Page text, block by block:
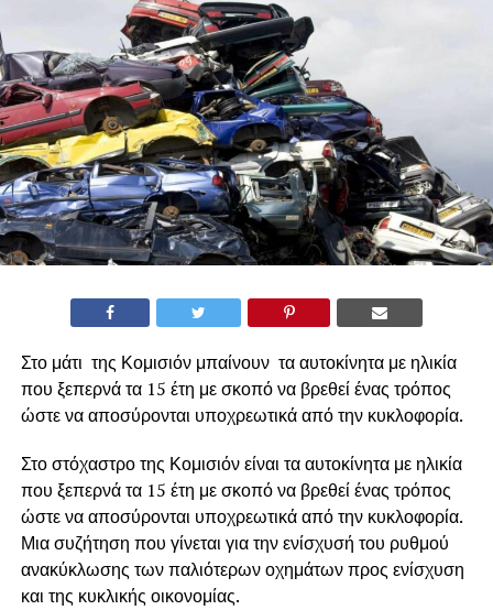
Στο μάτι της Κομισιόν μπαίνουν τα αυτοκίνητα με ηλικία
που ξεπερνά τα 15 έτη με σκοπό να βρεθεί ένας τρόπος
ώστε να αποσύρονται υποχρεωτικάαπό την κυκλοφορία.
Στο στόχαστρο της Κομισιόν είναι τα αυτοκίνητα με ηλικία
που ξεπερνά τα 15 έτη με σκοπό να βρεθεί ένας τρόπος
ώστε να αποσύρονται υποχρεωτικάαπό την κυκλοφορία.
Μια συζήτηση που γίνεται για την ενίσχυσή του ρυθμού
ανακύκλωσης των παλιότερων οχημάτων προς ενίσχυση
και της κυκλικής οικονομίας.